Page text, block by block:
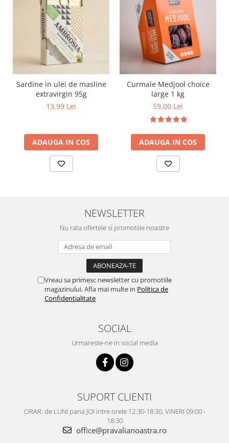
Sardine in ulei de masline
extravirgin 95g
13,99 Lei
ADAUGA IN COS
Curmale Medjool choice
large 1 kg
59,00 Lei
ADAUGA IN COS
NEWSLETTER
Nu rata ofertele si promotiile noastre
Vreau sa primesc newsletter cu promotiile
magazinului. Afla mai multe in Politica de
Confidentialitate
SOCIAL
Urmareste-ne in social media
SUPORT CLIENTI
ORAR: de LUNI pana JOI intre orele 12:30-18:30, VINERI 09:00 -
18:30
office@pravalianoastra.ro